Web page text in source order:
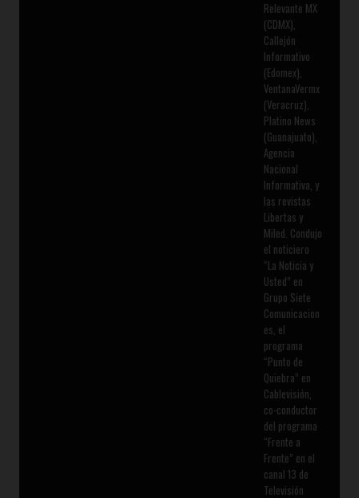
Relevante MX
(CDMX),
Callejón
Informativo
(Edomex),
VentanaVermx
(Veracruz),
Platino News
(Guanajuato),
Agencia
Nacional
Informativa, y
las revistas
Libertas y
Miled. Condujo
el noticiero
“La Noticia y
Usted” en
Grupo Siete
Comunicacion
es, el
programa
“Punto de
Quiebra” en
Cablevisión,
co-conductor
del programa
“Frente a
Frente” en el
canal 13 de
Televisión